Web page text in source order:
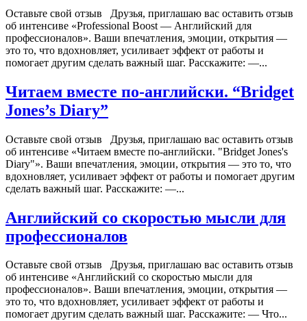
Оставьте свой отзыв Друзья, приглашаю вас оставить отзыв
об интенсиве «Professional Boost — Английский для
профессионалов». Ваши впечатления, эмоции, открытия —
это то, что вдохновляет, усиливает эффект от работы и
помогает другим сделать важный шаг. Расскажите: —...
Читаем вместе по-английски. “Bridget
Jones’s Diary”
Оставьте свой отзыв Друзья, приглашаю вас оставить отзыв
об интенсиве «Читаем вместе по-английски. "Bridget Jones's
Diary"». Ваши впечатления, эмоции, открытия — это то, что
вдохновляет, усиливает эффект от работы и помогает другим
сделать важный шаг. Расскажите: —...
Английский со скоростью мысли для
профессионалов
Оставьте свой отзыв Друзья, приглашаю вас оставить отзыв
об интенсиве «Английский со скоростью мысли для
профессионалов». Ваши впечатления, эмоции, открытия —
это то, что вдохновляет, усиливает эффект от работы и
помогает другим сделать важный шаг. Расскажите: — Что...